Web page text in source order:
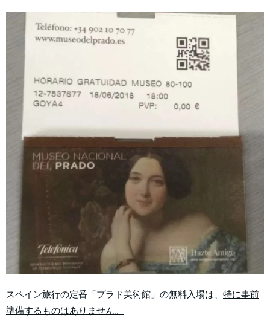
スペイン旅行の定番「プラド美術館」の無料入場は、 特に事前
準備するものはありません。